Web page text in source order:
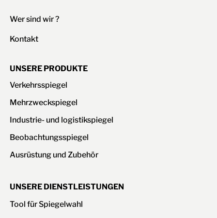
Wer sind wir ?
Kontakt
UNSERE PRODUKTE
Verkehrsspiegel
Mehrzweckspiegel
Industrie- und logistikspiegel
Beobachtungsspiegel
Ausrüstung und Zubehör
UNSERE DIENSTLEISTUNGEN
Tool für Spiegelwahl